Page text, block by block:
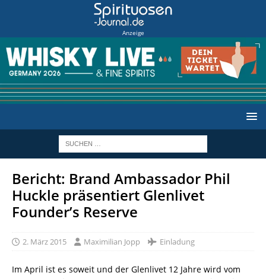
Anzeige
Bericht: Brand Ambassador Phil
Huckle präsentiert Glenlivet
Founder’s Reserve
2. März 2015 Maximilian Jopp Einladung
Im April ist es soweit und der Glenlivet 12 Jahre wird vom